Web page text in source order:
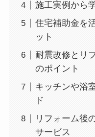
施工実例から
住宅補助金を
ット
耐震改修とリ
のポイント
キッチンや浴
ド
リフォーム後
サービス